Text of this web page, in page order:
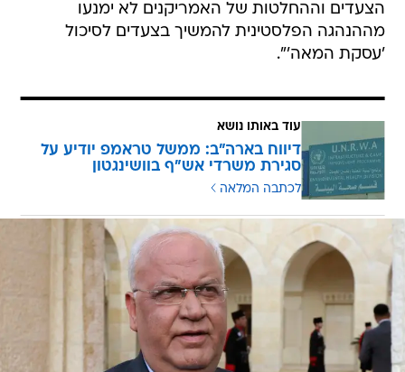
'עסקת המאה'".
דיווח בארה"ב: ממשל טראמפ יודיע על
סגירת משרדי אש"ף בוושינגטון
לכתבה המלאה